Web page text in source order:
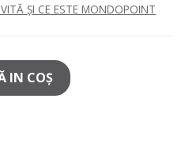
ȘI CE ESTE MONDOPOINT
IN COŞ